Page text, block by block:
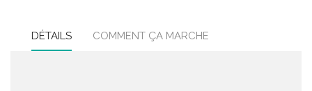
DÉTAILS COMMENT ÇA MARCHE